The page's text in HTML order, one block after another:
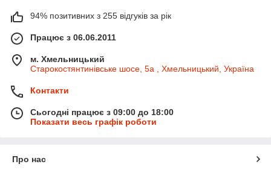
94% позитивних з 255 відгуків за рік
Працює з 06.06.2011
м. Хмельницький
Старокостянтинівське шосе, 5а , Хмельницький, Україна
Контакти
Сьогодні працює з 09:00 до 18:00
Показати весь графік роботи
Про нас